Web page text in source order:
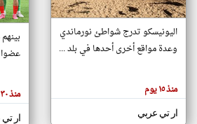
اخبار جزر
أهم اخبار جزر
هنا عن
وجهة
كاتبيها.
اليونيسكو تدرج شواطئ نورماندي
وعدة مواقع أخرى أحدها في بلد ...
منذ ١٥ يوم
ار تي عربي
عضوا
منذ ٣٠ يوم
ار